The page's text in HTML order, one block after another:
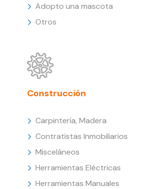
Adopto una mascota
Otros
Construcción
Carpintería, Madera
Contratistas Inmobiliarios
Misceláneos
Herramientas Eléctricas
Herramientas Manuales